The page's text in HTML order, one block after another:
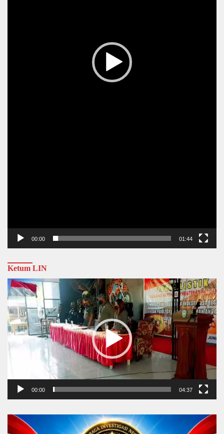
00:00 01:44
Ketum LIN
Video
Player
00:00 04:37